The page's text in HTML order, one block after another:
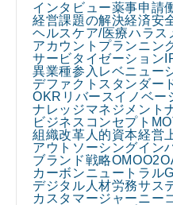
インタビュー薬事申請
経営課題の解決経済安
ヘルスケア/医療ハラス
アカウントプランニン
サービタイゼーション
異業種参入 レベニュー
デファクトスタンダー
OKR リバースイノベー
ナレッジマネジメント
ビジネスコンセプト
組織改革 人的資本経営
アウトソーシングイン
ブランド戦略OMOO2O
カーボンニュートラル
デジタル人材労務サス
カスタマージャーニー